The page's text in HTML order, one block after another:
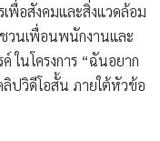
เพื่อสังคมและสิ่งแวดล้อม
วนเพื่อนพนักงานและ
ในโครงการ “ฉันอยาก
ลิปวิดีโอสั้น ภายใต้หัวข้อ